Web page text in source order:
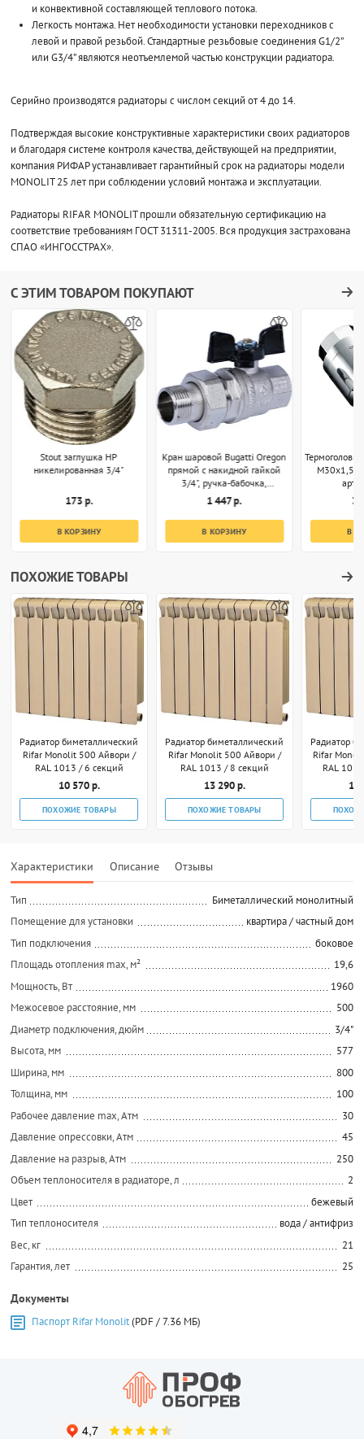
и конвективной составляющей теплового потока.
Легкость монтажа. Нет необходимости установки переходников с
левой и правой резьбой. Стандартные резьбовые соединения G1/2”
или G3/4” являются неотъемлемой частью конструкции радиатора.
Серийно производятся радиаторы с числом секций от 4 до 14.
Подтверждая высокие конструктивные характеристики своих радиаторов
и благодаря системе контроля качества, действующей на предприятии,
компания РИФАР устанавливает гарантийный срок на радиаторы модели
MONOLIT 25 лет при соблюдении условий монтажа и эксплуатации.
Радиаторы RIFAR MONOLIT прошли обязательную сертификацию на
соответствие требованиям ГОСТ 31311-2005. Вся продукция застрахована
СПАО «ИНГОССТРАХ».
С ЭТИМ ТОВАРОМ ПОКУПАЮТ
Stout заглушка НР
никелированная 3/4"
173 р.
В КОРЗИНУ
Кран шаровой Bugatti Oregon
прямой с накидной гайкой
3/4", ручка-бабочка,
арт.03220032
1 447 р.
В КОРЗИНУ
M30x1,5
3
В
ПОХОЖИЕ ТОВАРЫ
Радиатор биметаллический
Rifar Monolit 500 Айвори /
RAL 1013 / 6 секций
10 570 р.
ПОХОЖИЕ ТОВАРЫ
Радиатор биметаллический
Rifar Monolit 500 Айвори /
RAL 1013 / 8 секций
13 290 р.
ПОХОЖИЕ ТОВАРЫ
Радиатор
Rifar
RAL
18
Характеристики Описание Отзывы
Тип
Биметаллический монолитный
Помещение для установки
квартира / частный дом
Тип подключения
боковое
Площадь отопления max, м²
19,6
Мощность, Вт
1960
Межосевое расстояние, мм
500
Диаметр подключения, дюйм
3/4"
Высота, мм
577
Ширина, мм
800
Толщина, мм
100
Рабочее давление max, Атм
30
Давление опрессовки, Атм
45
Давление на разрыв, Атм
250
Объем теплоносителя в радиаторе, л
2
Цвет
бежевый
Тип теплоносителя
вода / антифриз
Вес, кг
21
Гарантия, лет
25
Документы
Паспорт Rifar Monolit(PDF / 7.36 МБ)